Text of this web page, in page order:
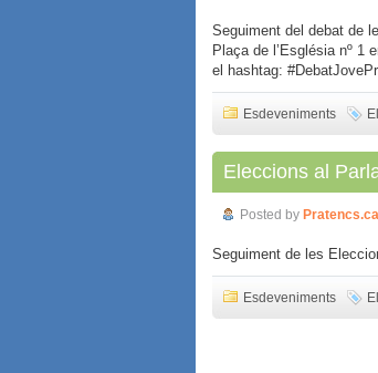
Seguiment del debat de
Plaça de l’Església nº 1
el hashtag:
Esdeveniments
Eleccions al
Posted by
Seguiment de les
Esdeveniments